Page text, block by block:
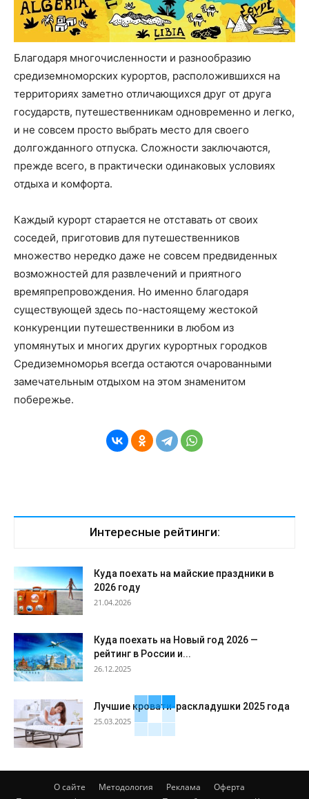
Благодаря многочисленности и разнообразию
средиземноморских курортов, расположившихся на
территориях заметно отличающихся друг от друга
государств, путешественникам одновременно и легко,
и не совсем просто выбрать место для своего
долгожданного отпуска. Сложности заключаются,
прежде всего, в практически одинаковых условиях
отдыха и комфорта.
Каждый курорт старается не отставать от своих
соседей, приготовив для путешественников
множество нередко даже не совсем предвиденных
возможностей для развлечений и приятного
времяпрепровождения. Но именно благодаря
существующей здесь по-настоящему жестокой
конкуренции путешественники в любом из
упомянутых и многих других курортных городков
Средиземноморья всегда остаются очарованными
замечательным отдыхом на этом знаменитом
побережье.
Интересные рейтинги:
Куда поехать на майские праздники в
2026 году
21.04.2026
Куда поехать на Новый год 2026 —
рейтинг в России и...
26.12.2025
Лучшие кровати-раскладушки 2025 года
25.03.2025
О сайте Методология Реклама
Оферта